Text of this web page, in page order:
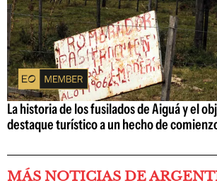
La historia de los fusilados de Aiguá y el
destaque turístico a un hecho de
MÁS NOTICIAS DE